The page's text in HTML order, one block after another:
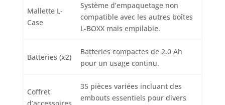
Mallette L-
Case
Système d’empaquetage non
compatible avec les autres boîtes
L-BOXX mais empilable.
Batteries (x2)
Batteries compactes de 2.0 Ah
pour un usage continu.
Coffret
35 pièces variées incluant des
embouts essentiels pour divers